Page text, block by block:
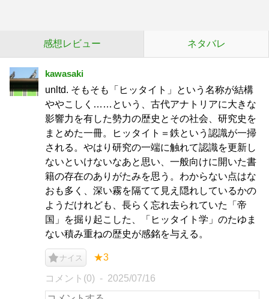
感想レビュー ネタバレ
kawasaki
unltd. そもそも「ヒッタイト」という名称が結構
ややこしく……という、古代アナトリアに大きな
影響力を有した勢力の歴史とその社会、研究史を
まとめた一冊。ヒッタイト＝鉄という認識が一掃
される。やはり研究の一端に触れて認識を更新し
ないといけないなあと思い、一般向けに開いた書
籍の存在のありがたみを思う。わからない点はな
おも多く、深い霧を隔てて見え隠れしているかの
ようだけれども、長らく忘れ去られていた「帝
国」を掘り起こした、「ヒッタイト学」のたゆま
ない積み重ねの歴史が感銘を与える。
ナイス ★3
コメント(0) 2025/07/16